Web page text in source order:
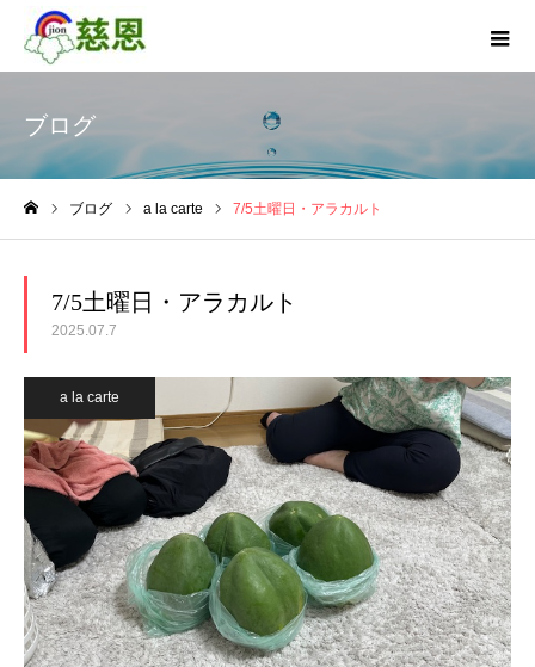
ブログ
ブログ a la carte 7/5土曜日・アラカルト
7/5土曜日・アラカルト
2025.07.7
a la carte